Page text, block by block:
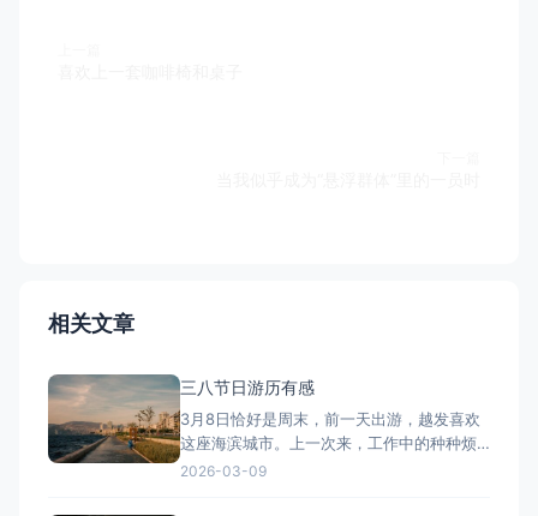
相关文章
三八节日游历有感
3月8日恰好是周末，前一天出游，越发喜欢
这座海滨城市。上一次来，工作中的种种烦
恼都会被海浪声冲淡。而这一次是没有工作
2026-03-09